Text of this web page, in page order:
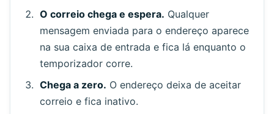
Aguardando emails recebidos...
Atualizar
O correio chega e espera. Qualquer
mensagem enviada para o endereço aparece
na sua caixa de entrada e fica lá enquanto o
temporizador corre.
Chega a zero. O endereço deixa de aceitar
correio e fica inativo.